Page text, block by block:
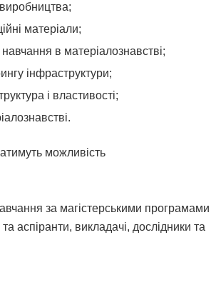
виробництва;
матеріали;
в матеріалознавстві;
інфраструктури;
і властивості;
можливість
за магістерськими програмами
аспіранти, викладачі, дослідники та